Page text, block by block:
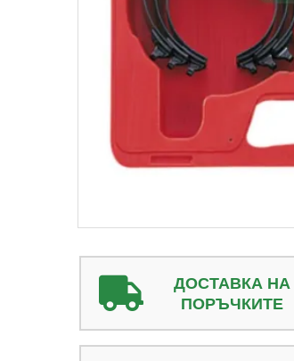
ДОСТАВКА НА
ПОРЪЧКИТЕ